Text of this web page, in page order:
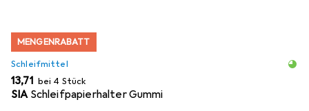
MENGENRABATT
Schleifmittel
EUR
13,71 bei 4 Stück
SIA Schleifpapierhalter Gummi